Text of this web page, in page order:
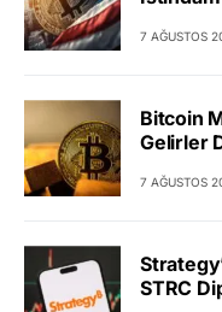
7 AĞUSTOS
Bitcoin
Gelirler
7 AĞUSTOS
STRC